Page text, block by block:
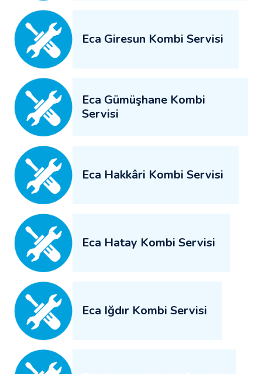
Eca Giresun Kombi Servisi
Eca Gümüşhane Kombi
Servisi
Eca Hakkâri Kombi Servisi
Eca Hatay Kombi Servisi
Eca Iğdır Kombi Servisi